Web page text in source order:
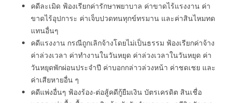
คดีละเมิด ฟ้องเรียกค่ารักษาพยาบาล ค่าขาดไร้แรงงาน ค่า
ขาดไร้อุปการะ ค่าเจ็บปวดทนทุกข์ทรมาน และค่าสินไหมทด
แทนอื่นๆ
คดีแรงงาน กรณีถูกเลิกจ้างโดยไม่เป็นธรรม ฟ้องเรียกค่าจ้าง
ค่าล่วงเวลา ค่าทํางานในวันหยุด ค่าล่วงเวลาในวันหยุด ค่า
วันหยุดพักผ่อนประจำปี ค่าบอกกล่าวล่วงหน้า ค่าชดเชย และ
ค่าเสียหายอื่น ๆ
คดีแพ่งอื่นๆ ฟ้องร้อง-ต่อสู้คดีกู้ยืมเงิน บัตรเครดิต สินเชื่อ